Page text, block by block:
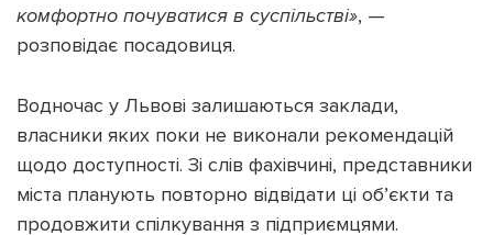
комфортно почуватися в суспільстві», —
розповідає посадовиця.
Водночас у Львові залишаються заклади,
власники яких поки не виконали рекомендацій
щодо доступності. Зі слів фахівчині, представники
міста планують повторно відвідати ці об’єкти та
продовжити спілкування з підприємцями.